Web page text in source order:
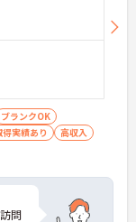
ブランクOK
実績あり
高収入
問